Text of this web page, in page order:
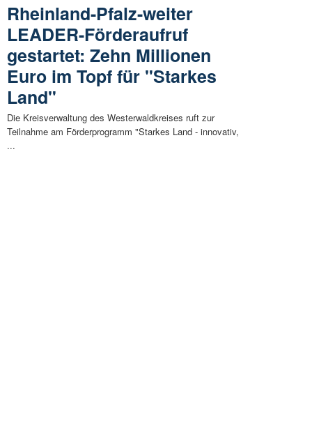
Rheinland-Pfalz-weiter
LEADER-Förderaufruf
gestartet: Zehn Millionen
Euro im Topf für "Starkes
Land"
Die Kreisverwaltung des Westerwaldkreises ruft zur
Teilnahme am Förderprogramm "Starkes Land - innovativ,
...